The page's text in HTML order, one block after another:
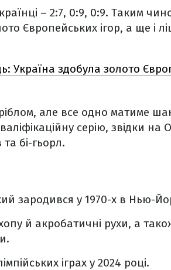
– 2:7, 0:9, 0:9. Таким
Європейських ігор, а ще і
Україна здобула золото
але все одно матиме
серію, звідки на
бі-гьорл.
зародився у 1970-х в Нью-
й акробатичні рухи, а
іграх у 2024 році.